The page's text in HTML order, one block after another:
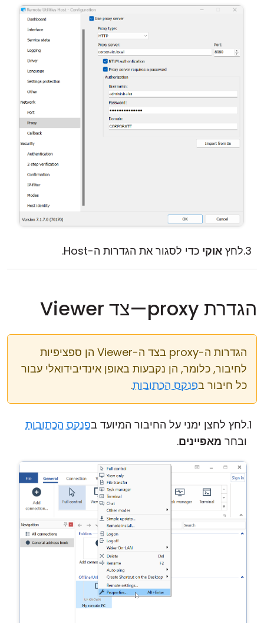
לחץ אוקי כדי לסגור את הגדרות ה-Host.
הגדרת proxy—צד Viewer
הגדרות ה-proxy בצד ה-Viewer הן ספציפיות
לחיבור, כלומר, הן נקבעות באופן אינדיבידואלי עבור
כל חיבור בפנקס הכתובות.
לחץ לחצן ימני על החיבור המיועד בפנקס הכתובות
ובחר מאפיינים.